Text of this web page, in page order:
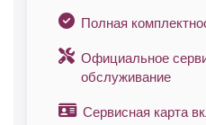
Полная
Официальное
обслуживание
Сервисная карта